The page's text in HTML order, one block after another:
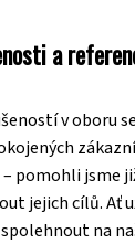
a
v oboru
– pomohli jsme
jejich cílů. Ať
na